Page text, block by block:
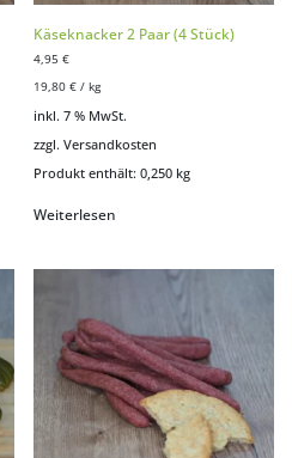
Käseknacker 2 Paar (4 Stück)
4,95€
19,80€ /kg
inkl. 7 % MwSt.
zzgl.Versandkosten
Produkt enthält: 0,250 kg
Weiterlesen